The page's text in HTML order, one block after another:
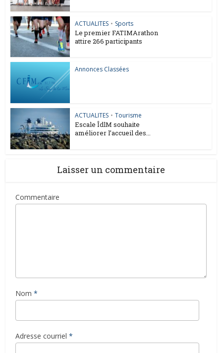
ACTUALITES • Sports
Le premier FATIMArathon
attire 266 participants
Annonces Classées
ACTUALITES • Tourisme
Escale ÎdlM souhaite
améliorer l’accueil des...
Laisser un commentaire
Commentaire
Nom *
Adresse courriel *